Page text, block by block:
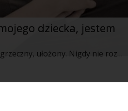
dziecka, jestem
Zawsze cieszyłam się tym, że nasz jedyny syn jest taki grzeczny, ułożony. Nigdy nie rozrabia, bardzo chętnie się uczy, gra na pianinie. Urodziłam go w wieku 40 lat, mąż był ode mnie nieco starszy, zatem decyzję o posiadaniu potomstwa podjęliśmy bardzo rozważnie i świadomie, choć dość późno.